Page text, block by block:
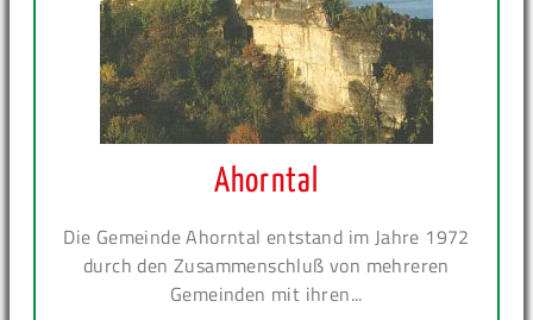
Ahorntal
Die Gemeinde Ahorntal entstand im Jahre 1972
durch den Zusammenschluß von mehreren
Gemeinden mit ihren...